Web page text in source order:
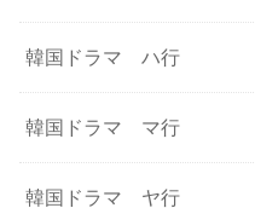
韓国ドラマ ハ行
韓国ドラマ マ行
韓国ドラマ ヤ行